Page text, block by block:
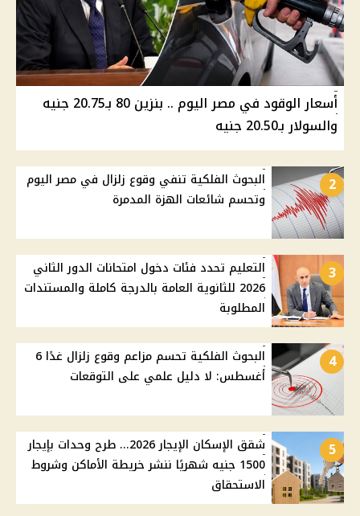
أسعار الوقود في مصر اليوم .. بنزين 80 بـ20.75 جنيه
والسولار بـ20.50 جنيه
2
البحوث الفلكية تنفي وقوع زلزال في مصر اليوم
وتحسم شائعات الهزة المدمرة
3
التعليم تحدد فئات دخول امتحانات الدور الثاني
2026 للثانوية العامة بالدرجة كاملة والمستندات
المطلوبة
4
البحوث الفلكية تحسم مزاعم وقوع زلزال غدًا 6
أغسطس: لا دليل علمي على التوقعات
5
شقق الإسكان الإيجار 2026... طرح وحدات بإيجار
1500 جنيه شهريًا ننشر خريطة الأماكن وشروط
الاستحقاق